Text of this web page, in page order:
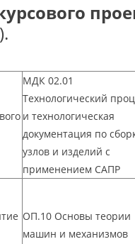
МДК 02.01
Технологический
и технологическая
документация по
узлов и изделий с
применением САПР
ОП.10 Основы теории
машин и механизмов